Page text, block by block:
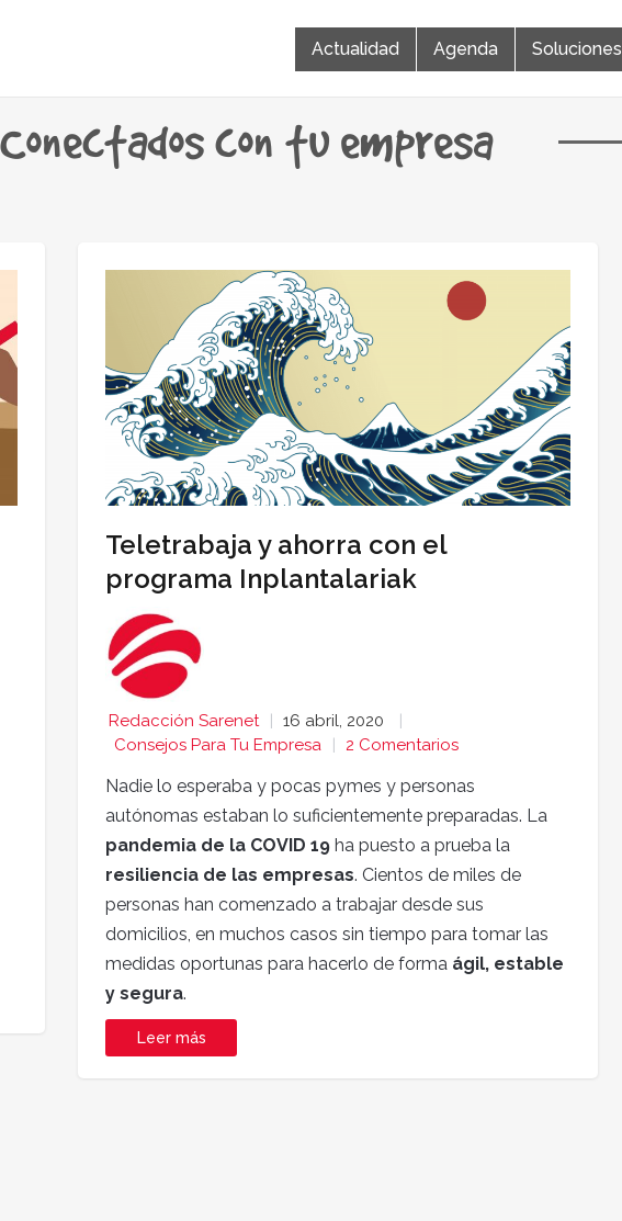
Actualidad Agenda Soluciones
Conectados con tu empresa
Teletrabaja y ahorra con el
programa Inplantalariak
Redacción Sarenet
16 abril, 2020
Consejos Para Tu Empresa
2 Comentarios
Nadie lo esperaba y pocas pymes y personas
autónomas estaban lo suficientemente preparadas. La
pandemia de la COVID 19 ha puesto a prueba la
resiliencia de las empresas. Cientos de miles de
personas han comenzado a trabajar desde sus
domicilios, en muchos casos sin tiempo para tomar las
medidas oportunas para hacerlo de forma ágil, estable
y segura.
Leer más